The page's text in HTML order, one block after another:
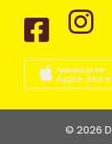
© 2026